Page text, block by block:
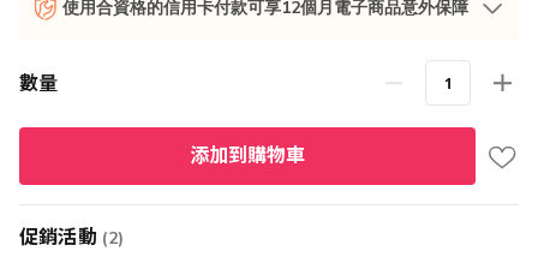
使用合資格的信用卡付款可享12個月電子商品意外保障
數量
添加到購物車
促銷活動 (2)